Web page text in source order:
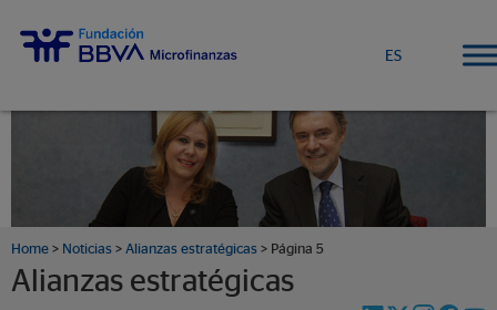
ES
Home > Noticias > Alianzas estratégicas > Página 5
Alianzas estratégicas